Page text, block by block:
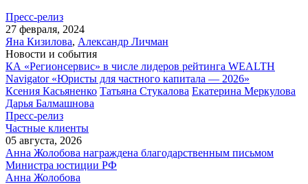
Пресс-релиз
27 февраля, 2024
Яна Кизилова, Александр Личман
Новости и события
КА «Регионсервис» в числе лидеров рейтинга WEALTH
Navigator «Юристы для частного капитала — 2026»
Ксения Касьяненко Татьяна Стукалова Екатерина Меркулова
Дарья Балмашнова
Пресс-релиз
Частные клиенты
05 августа, 2026
Анна Жолобова награждена благодарственным письмом
Министра юстиции РФ
Анна Жолобова